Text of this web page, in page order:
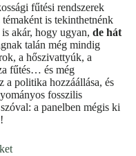
fűtési rendszerek
is tekinthetnénk
akár, hogy ugyan, de hát
talán még mindig
a hőszivattyúk, a
fűtés… és még
a politika hozzáállása, és
fosszilis
a panelben mégis ki